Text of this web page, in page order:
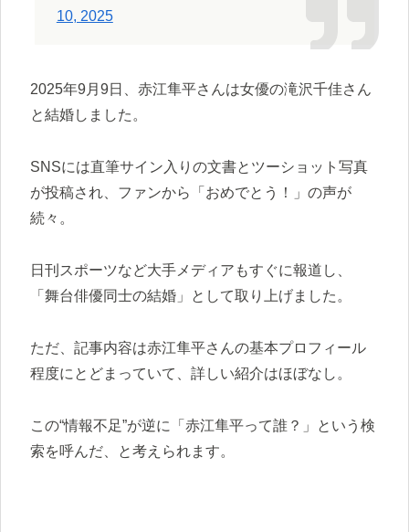
10, 2025
2025年9月9日、赤江隼平さんは女優の滝沢千佳さん
と結婚しました。
SNSには直筆サイン入りの文書とツーショット写真
が投稿され、ファンから「おめでとう！」の声が
続々。
日刊スポーツなど大手メディアもすぐに報道し、
「舞台俳優同士の結婚」として取り上げました。
ただ、記事内容は赤江隼平さんの基本プロフィール
程度にとどまっていて、詳しい紹介はほぼなし。
この“情報不足”が逆に「赤江隼平って誰？」という検
索を呼んだ、と考えられます。